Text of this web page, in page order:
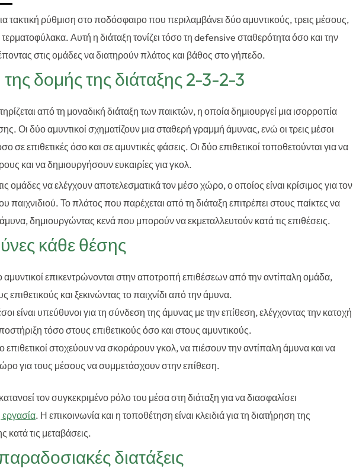
τακτική ρύθμιση στο ποδόσφαιρο που περιλαμβάνει δύο αμυντικούς, τρεις μέσους,
τερματοφύλακα. Αυτή η διάταξη τονίζει τόσο τη defensive σταθερότητα όσο και την
στις ομάδες να διατηρούν πλάτος και βάθος στο γήπεδο.
δομής της διάταξης 2-3-2-3
από τη μοναδική διάταξη των παικτών, η οποία δημιουργεί μια ισορροπία
Οι δύο αμυντικοί σχηματίζουν μια σταθερή γραμμή άμυνας, ενώ οι τρεις μέσοι
σε επιθετικές όσο και σε αμυντικές φάσεις. Οι δύο επιθετικοί τοποθετούνται για να
και να δημιουργήσουν ευκαιρίες για γκολ.
ομάδες να ελέγχουν αποτελεσματικά τον μέσο χώρο, ο οποίος είναι κρίσιμος για τον
παιχνιδιού. Το πλάτος που παρέχεται από τη διάταξη επιτρέπει στους παίκτες να
δημιουργώντας κενά που μπορούν να εκμεταλλευτούν κατά τις επιθέσεις.
κάθε θέσης
αμυντικοί επικεντρώνονται στην αποτροπή επιθέσεων από την αντίπαλη ομάδα,
επιθετικούς και ξεκινώντας το παιχνίδι από την άμυνα.
είναι υπεύθυνοι για τη σύνδεση της άμυνας με την επίθεση, ελέγχοντας την κατοχή
τόσο στους επιθετικούς όσο και στους αμυντικούς.
επιθετικοί στοχεύουν να σκοράρουν γκολ, να πιέσουν την αντίπαλη άμυνα και να
για τους μέσους να συμμετάσχουν στην επίθεση.
τον συγκεκριμένο ρόλο του μέσα στη διάταξη για να διασφαλίσει
. Η επικοινωνία και η τοποθέτηση είναι κλειδιά για τη διατήρηση της
κατά τις μεταβάσεις.
διατάξεις